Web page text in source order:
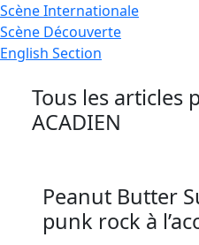
ScèneInternationale
Scène Découverte
English Section
Tous les articles
ACADIEN
Peanut Butter
punk rock à